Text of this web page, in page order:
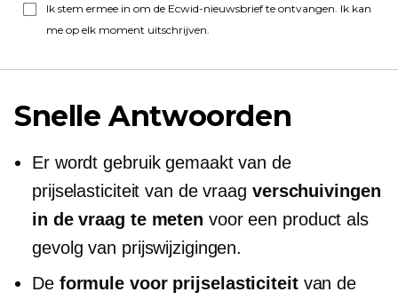
Ik stem ermee in om de Ecwid-nieuwsbrief te ontvangen. Ik kan
me op elk moment uitschrijven.
Snelle Antwoorden
Er wordt gebruik gemaakt van de
prijselasticiteit van de vraag verschuivingen
in de vraag te meten voor een product als
gevolg van prijswijzigingen.
De formule voor prijselasticiteitvan de